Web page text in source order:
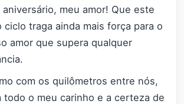
aniversário, meu amor! Que este
ciclo traga ainda mais força para o
amor que supera qualquer
com os quilômetros entre nós,
todo o meu carinho e a certeza de